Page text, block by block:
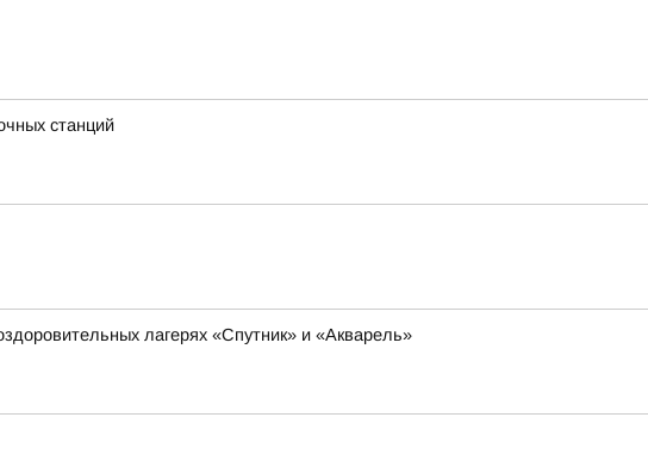
станций
лагерях «Спутник» и «Акварель»